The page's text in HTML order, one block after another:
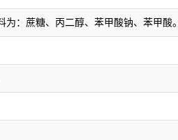
为：蔗糖、丙二醇、苯甲酸钠、苯甲酸。